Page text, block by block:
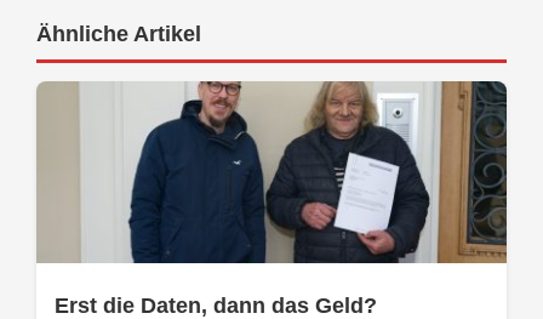
Ähnliche Artikel
Erst die Daten, dann das Geld?